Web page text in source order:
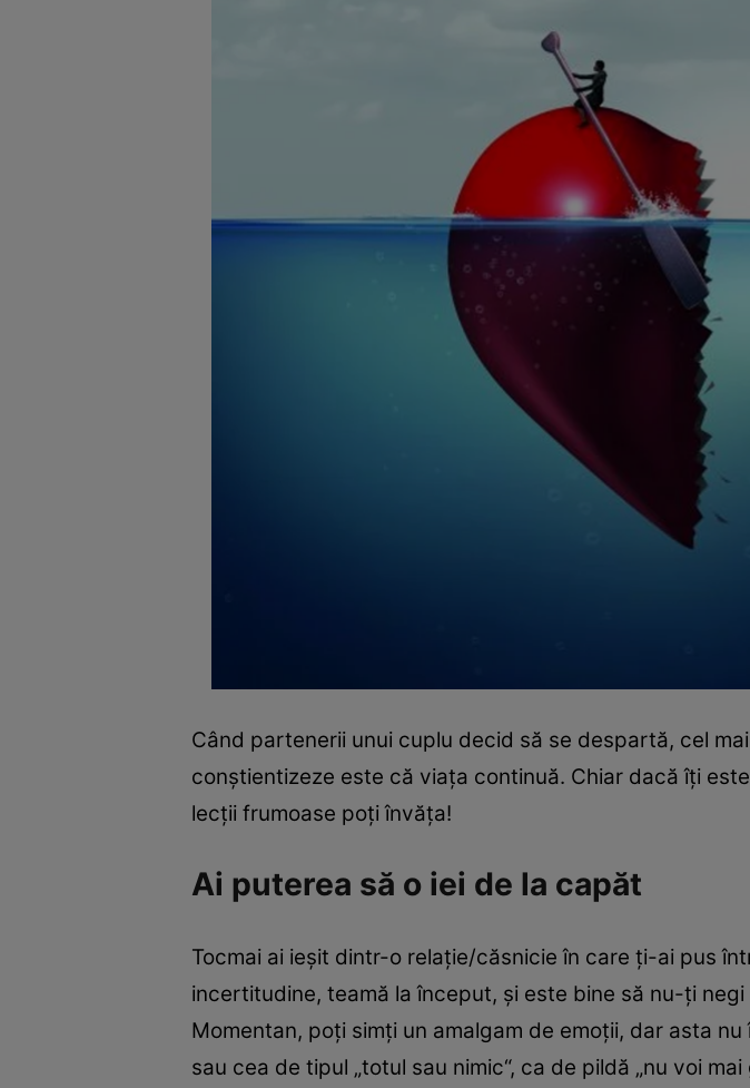
Când partenerii unui cuplu decid să se despartă, cel
conştientizeze este că viaţa continuă. Chiar dacă îţi
lecţii frumoase poţi învăţa!
Ai puterea să o iei de la capăt
Tocmai ai ieşit dintr-o relaţie/căsnicie în care ţi-ai pus
incertitudine, teamă la început, şi este bine să nu-ţi
Momentan, poţi simţi un amalgam de emoţii, dar asta
sau cea de tipul „totul sau nimic“, ca de pildă „nu voi